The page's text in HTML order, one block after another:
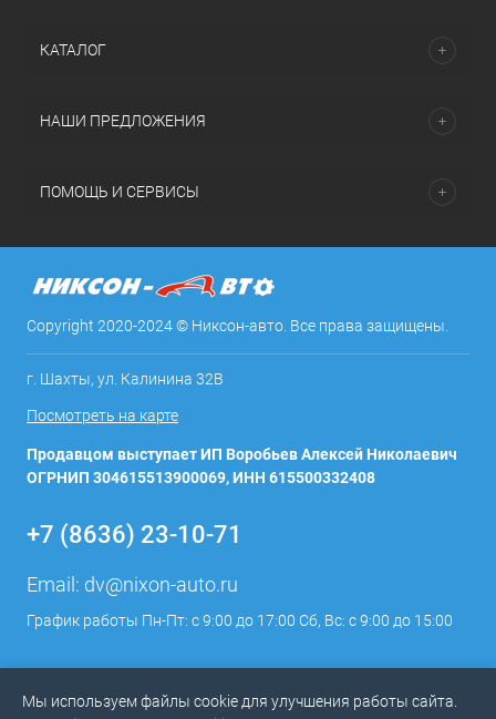
Мы используем файлы cookie для улучшения работы сайта.
КАТАЛОГ
НАШИ ПРЕДЛОЖЕНИЯ
ПОМОЩЬ И СЕРВИСЫ
Copyright 2020-2024 © Никсон-авто. Все права защищены.
г. Шахты, ул. Калинина 32В
Посмотреть на карте
Продавцом выступает ИП Воробьев Алексей Николаевич
ОГРНИП 304615513900069, ИНН 615500332408
+7 (8636) 23-10-71
Email: dv@nixon-auto.ru
График работы Пн-Пт: с 9:00 до 17:00 Сб, Вс: с 9:00 до 15:00